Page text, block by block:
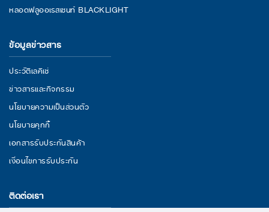
หลอดฟลูออเรสเซนท์ BLACKLIGHT
ข้อมูลข่าวสาร
ประวัติเลคิเซ่
ข่าวสารและกิจกรรม
นโยบายความเป็นส่วนตัว
นโยบายคุกกี้
เอกสารรับประกันสินค้า
เงื่อนไขการรับประกัน
ติดต่อเรา